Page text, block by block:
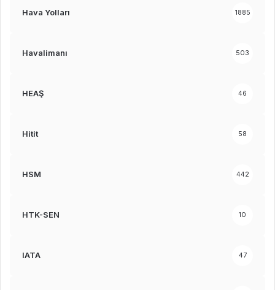
Hava Yolları 1885
Havalimanı 503
HEAŞ 46
Hitit 58
HSM 442
HTK-SEN 10
IATA 47